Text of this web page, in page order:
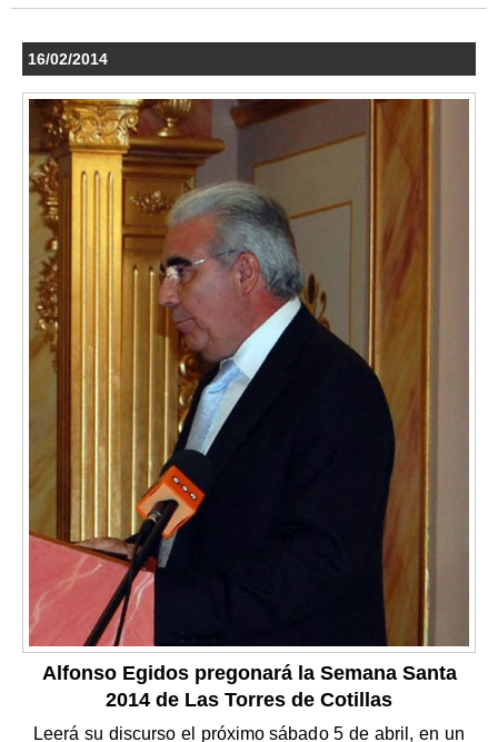
16/02/2014
Alfonso Egidos pregonará la Semana Santa
2014 de Las Torres de Cotillas
Leerá su discurso el próximo sábado 5 de abril, en un